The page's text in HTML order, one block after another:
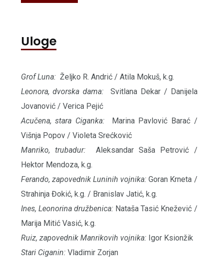
Uloge
Grof Luna: Željko R. Andrić / Atila Mokuš, k.g.
Leonora, dvorska dama: Svitlana Dekar / Danijela
Jovanović / Verica Pejić
Acučena, stara Ciganka:
Marina Pavlović Barać /
Višnja Popov / Violeta Srećković
Manriko, trubadur: Aleksandar Saša Petrović /
Hektor Mendoza, k.g.
Ferando, zapovednik Luninih vojnika:Goran Krneta /
Strahinja Đokić, k.g. / Branislav Jatić, k.g.
Ines, Leonorina družbenica: Nataša Tasić Knežević /
Marija Mitić Vasić, k.g.
Ruiz, zapovednik Manrikovih vojnika: Igor Ksionžik
Stari Ciganin: Vladimir Zorjan